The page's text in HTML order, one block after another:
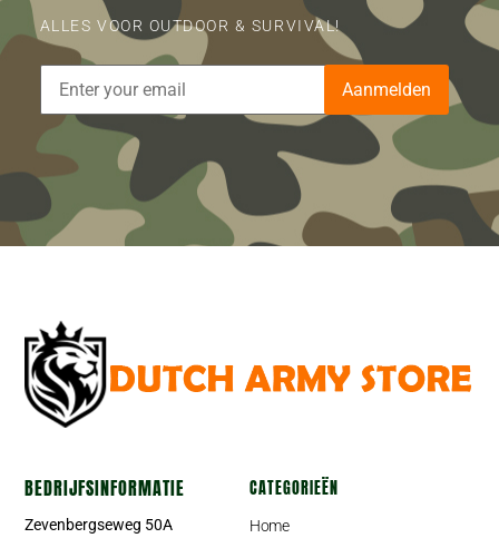
ALLES VOOR OUTDOOR & SURVIVAL!
Aanmelden
BEDRIJFSINFORMATIE
Zevenbergseweg 50A
CATEGORIEËN
Home